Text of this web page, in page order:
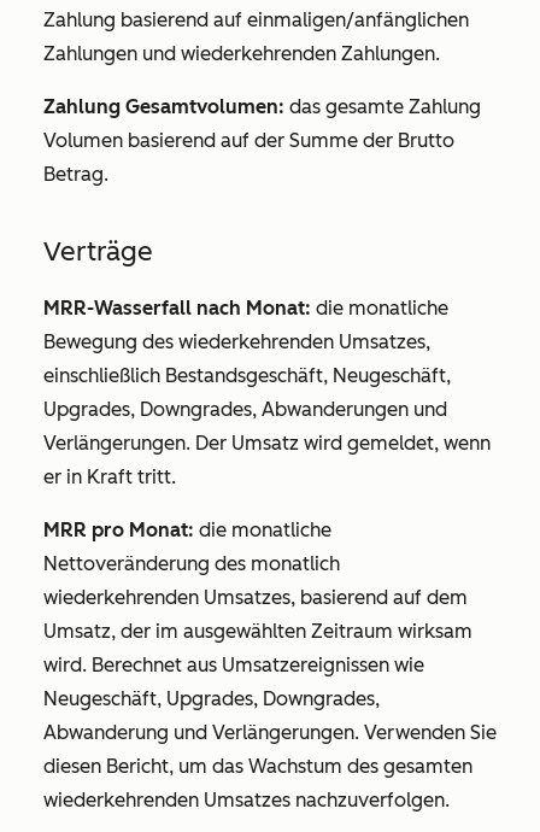
Zahlung basierend auf einmaligen/anfänglichen
Zahlungen und wiederkehrenden Zahlungen.
Zahlung Gesamtvolumen: das gesamte Zahlung
Volumen basierend auf der Summe der Brutto
Betrag.
Verträge
MRR-Wasserfall nach Monat: die monatliche
Bewegung des wiederkehrenden Umsatzes,
einschließlich Bestandsgeschäft, Neugeschäft,
Upgrades, Downgrades, Abwanderungen und
Verlängerungen. Der Umsatz wird gemeldet, wenn
er in Kraft tritt.
MRR pro Monat: die monatliche
Nettoveränderung des monatlich
wiederkehrenden Umsatzes, basierend auf dem
Umsatz, der im ausgewählten Zeitraum wirksam
wird. Berechnet aus Umsatzereignissen wie
Neugeschäft, Upgrades, Downgrades,
Abwanderung und Verlängerungen. Verwenden Sie
diesen Bericht, um das Wachstum des gesamten
wiederkehrenden Umsatzes nachzuverfolgen.